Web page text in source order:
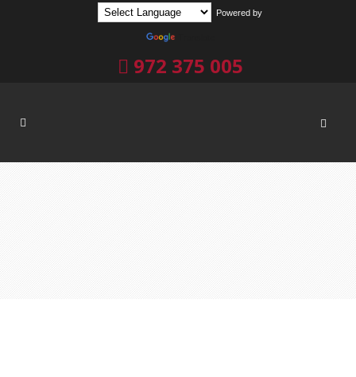
Powered by
972 375 005